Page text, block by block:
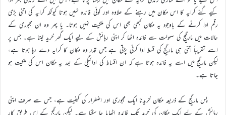
کیے گئے کرایہ کا اس مکان میں رہنے کے علاوہ اور کوئی فائدہ نہیں ہوتا کیونکہ کرایہ کی اتنی بڑی
رقم ادا کرنے کے باوجود یہ مکان کبھی بھی اس کی ملکیت نہیں ہوتا۔ یا پھر وہ ان مجبوری کے
حالات میں مارگیج کی سہولت سے فائدہ اٹھا کر اپنی رہائش کے لیے ایک گھر خرید لیتا ہے۔ جس پر
اسے تقریباً اتنی ہی مارگیج کی قسط ادا کرنی پڑتی ہے جس قدر وہ مکان کا کرایہ دے رہا ہوتا ہے،
لیکن مارگیج میں اسے یہ فائدہ ہوتا ہے کہ ان اقساط کی ادائیگی کے بعد یہ مکان اس کی ملکیت ہو
جاتا ہے۔
پس مارگیج کے ذریعہ مکان خریدنا ایک مجبوری اور اضطرار کی کیفیت ہے، جس سے صرف اپنی
رہائش کے لیے ایک مکان کی خرید تک فائدہ اٹھایا جا سکتا ہے۔ لیکن مارگیج کے اس طریق کار